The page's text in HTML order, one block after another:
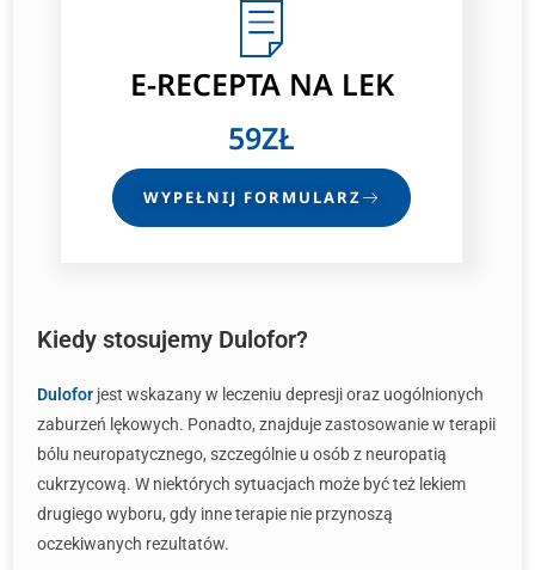
E-RECEPTANA LEK
59ZŁ
WYPEŁNIJ FORMULARZ
Kiedy stosujemy Dulofor?
Dulofor jest wskazany w leczeniu depresji oraz uogólnionych
zaburzeń lękowych. Ponadto, znajduje zastosowanie w terapii
bólu neuropatycznego, szczególnie u osób z neuropatią
cukrzycową. W niektórych sytuacjach może być też lekiem
drugiego wyboru, gdy inne terapie nie przynoszą
oczekiwanych rezultatów.